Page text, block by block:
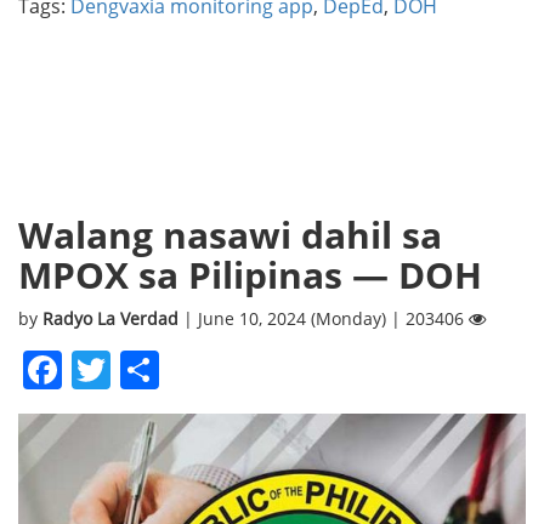
Tags: Dengvaxia monitoring app, DepEd, DOH
Walang nasawi dahil sa
MPOX sa Pilipinas — DOH
by Radyo La Verdad | June 10, 2024 (Monday) | 203406
Facebook
Twitter